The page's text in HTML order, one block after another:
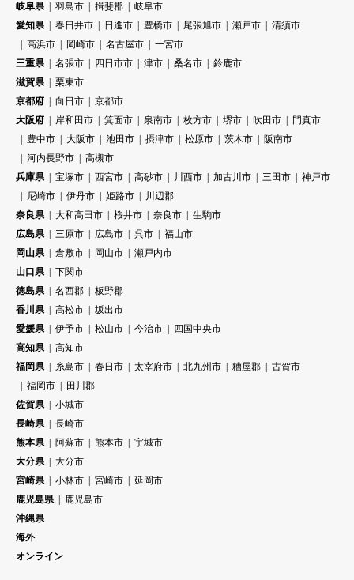
岐阜県
羽島市 揖斐郡
岐阜市
愛知県
春日井市 日進市 豊橋市 尾張旭市 瀬戸市
清須市
高浜市
岡崎市 名古屋市
一宮市
三重県
名張市 四日市市 津市 桑名市
鈴鹿市
滋賀県
栗東市
京都府
向日市
京都市
大阪府
岸和田市 箕面市 泉南市 枚方市 堺市 吹田市
門真市
豊中市
大阪市 池田市 摂津市 松原市 茨木市
阪南市
河内長野市
高槻市
兵庫県
宝塚市 西宮市 高砂市 川西市 加古川市 三田市
神戸市
尼崎市
伊丹市 姫路市
川辺郡
奈良県
大和高田市 桜井市 奈良市
生駒市
広島県
三原市 広島市 呉市
福山市
岡山県
倉敷市 岡山市
瀬戸内市
山口県
下関市
徳島県
名西郡
板野郡
香川県
高松市
坂出市
愛媛県
伊予市 松山市 今治市
四国中央市
高知県
高知市
福岡県
糸島市 春日市 太宰府市 北九州市 糟屋郡
古賀市
福岡市
田川郡
佐賀県
小城市
長崎県
長崎市
熊本県
阿蘇市 熊本市
宇城市
大分県
大分市
宮崎県
小林市 宮崎市
延岡市
鹿児島県
鹿児島市
沖縄県
海外
オンライン